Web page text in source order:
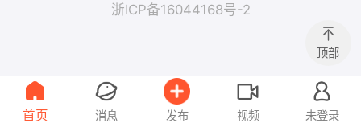
浙ICP备16044168号-2
顶部
首页 消息 发布 视频 未登录